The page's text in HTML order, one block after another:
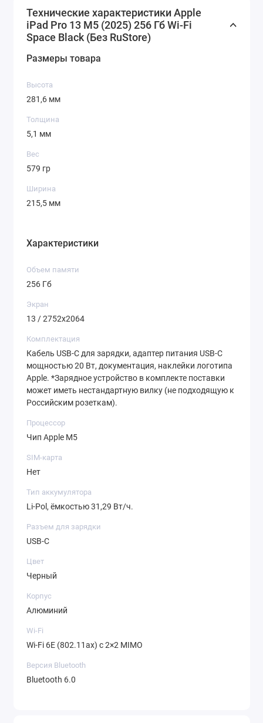
Технические характеристики Apple
iPad Pro 13 M5 (2025) 256 Гб Wi-Fi
Space Black (Без RuStore)
Размеры товара
Высота
281,6 мм
Толщина
5,1 мм
Вес
579 гр
Ширина
215,5 мм
Характеристики
Объем памяти
256 Гб
Экран
13 / 2752х2064
Комплектация
Кабель USB‑C для зарядки, адаптер питания USB‑C
мощностью 20 Вт, документация, наклейки логотипа
Apple. *Зарядное устройство в комплекте поставки
может иметь нестандартную вилку (не подходящую к
Российским розеткам).
Процессор
Чип Apple M5
SIM-карта
Нет
Тип аккумулятора
Li-Pol, ёмкостью 31,29 Вт/ч.
Разъем для зарядки
USB‑C
Цвет
Черный
Корпус
Алюминий
Wi-Fi
Wi-Fi 6E (802.11ax) с 2×2 MIMO
Версия Bluetooth
Bluetooth 6.0